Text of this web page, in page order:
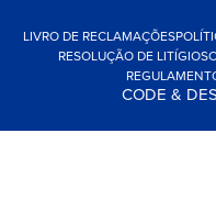
LIVRO DE RECLAMAÇÕES
RESOLUÇÃO DE LITÍGIOS
CODE &